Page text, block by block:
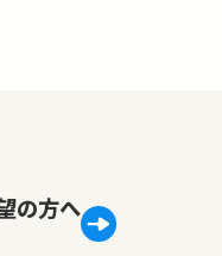
の方へ